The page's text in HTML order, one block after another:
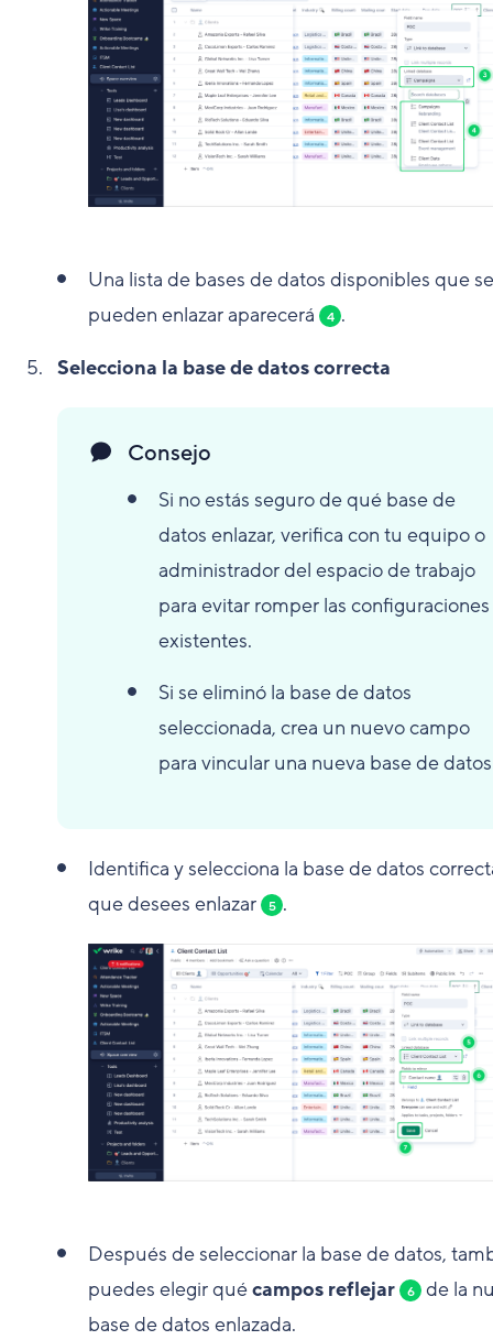
Una lista de bases de datos disponibles que se
pueden enlazar aparecerá
4 .
Selecciona la base de datos correcta
Consejo
Si no estás seguro de qué base de
datos enlazar, verifica con tu equipo o
administrador del espacio de trabajo
para evitar romper las configuraciones
existentes.
Si se eliminó la base de datos
seleccionada, crea un nuevo campo
para vincular una nueva base de
Identifica y selecciona la base de datos
que desees enlazar
5 .
Después de seleccionar la base de datos,
puedes elegir quécampos reflejar 6
de la
base de datos enlazada.